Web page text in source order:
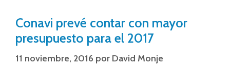
Conavi prevé contar con mayor
presupuesto para el 2017
11 noviembre, 2016 por David Monje